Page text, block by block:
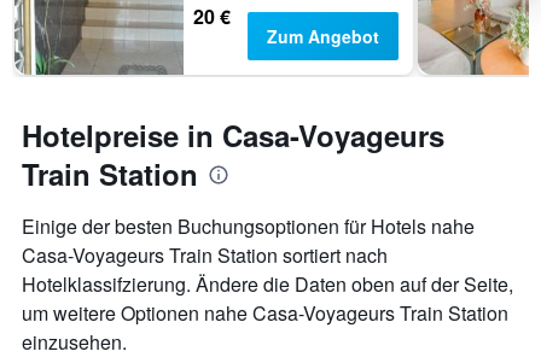
20 €
Zum Angebot
Hotelpreise in Casa-Voyageurs
Train Station
Einige der besten Buchungsoptionen für Hotels nahe
Casa-Voyageurs Train Station sortiert nach
Hotelklassifzierung. Ändere die Daten oben auf der Seite,
um weitere Optionen nahe Casa-Voyageurs Train Station
einzusehen.